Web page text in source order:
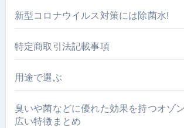
新型コロナウイルス対策には除菌水!
特定商取引法記載事項
用途で選ぶ
臭いや菌などに優れた効果を持つオゾ
広い特徴まとめ